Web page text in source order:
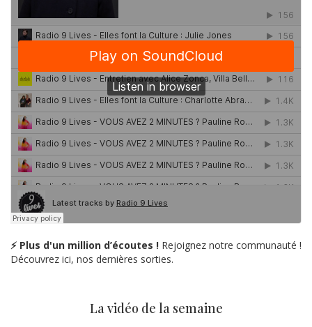
⚡ Plus d'un million d’écoutes ! Rejoignez notre communauté !
Découvrez ici, nos dernières sorties.
La vidéo de la semaine